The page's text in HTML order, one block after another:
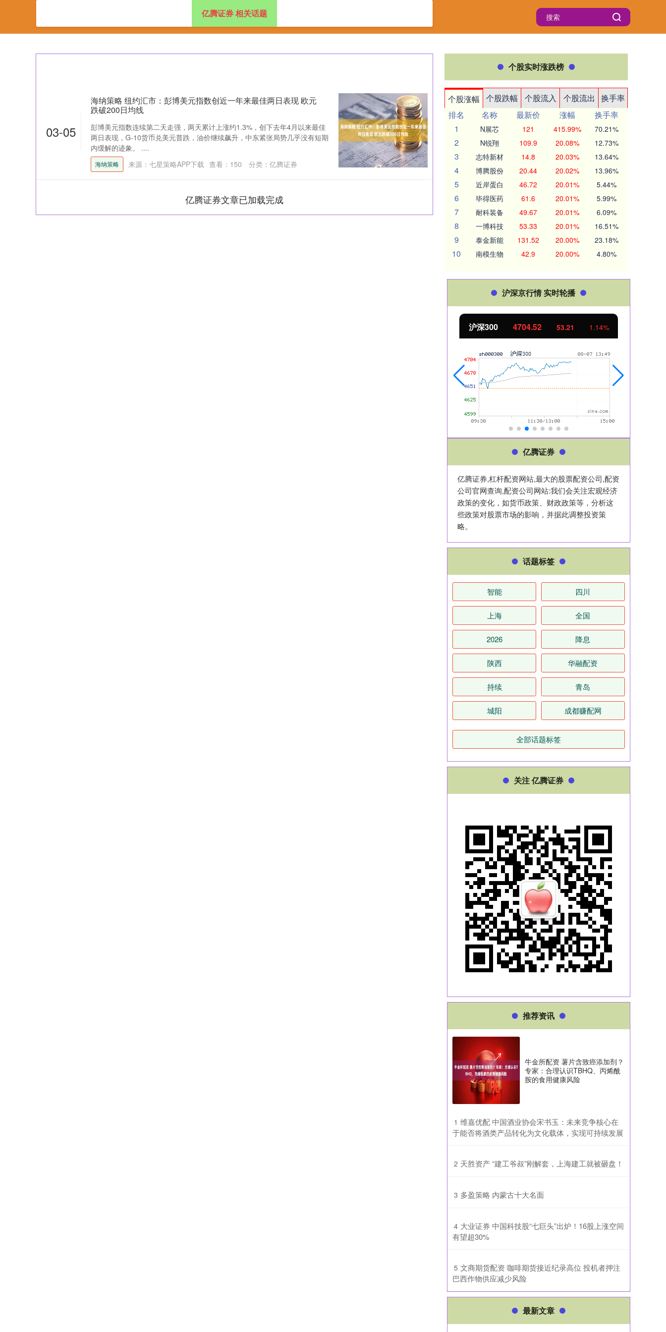
亿腾证券 杠杆配资网站
亿腾证券 相关话题
03-05
海纳策略 纽约汇市：彭博美元指数创近一年来最佳两日表现 欧元
跌破200日均线
彭博美元指数连续第二天走强，两天累计上涨约1.3%，创下去年4月以来最佳
两日表现，G-10货币兑美元普跌，油价继续飙升，中东紧张局势几乎没有短期
内缓解的迹象。 ....
海纳策略 来源：七星策略APP下载 查看： 150 分类： 亿腾证券
亿腾证券文章已加载完成
个股实时涨跌榜
个股涨幅 个股跌幅 个股流入 个股流出
换手率
排名
名称 最新价 涨幅
换手率
1
N展芯 121 415.99% 70.21%
2 N锐翔 109.9 20.08% 12.73%
3 志特新材 14.8 20.03% 13.64%
4 博腾股份 20.44 20.02% 13.96%
5 近岸蛋白 46.72 20.01% 5.44%
6 毕得医药 61.6 20.01% 5.99%
7 耐科装备 49.67 20.01% 6.09%
8 一博科技 53.33 20.01% 16.51%
9 泰金新能 131.52 20.00% 23.18%
10 南模生物 42.9 20.00% 4.80%
沪深京行情 实时轮播
北证50 1134.34 11.46 1.02%
亿腾证券
亿腾证券,杠杆配资网站,最大的股票配资公司,配资
公司官网查询,配资公司网站:我们会关注宏观经济
政策的变化，如货币政策、财政政策等，分析这
些政策对股票市场的影响，并据此调整投资策
略。
话题标签
智能 四川
上海 全国
2026 降息
陕西 华融配资
持续 青岛
城阳 成都赚配网
全部话题标签
关注 亿腾证券
推荐资讯
牛金所配资 薯片含致癌添加剂？
专家：合理认识TBHQ、丙烯酰
胺的食用健康风险
1 ​维嘉优配 中国酒业协会宋书玉：未来竞争核心在
于能否将酒类产品转化为文化载体，实现可持续发展
2 ​天胜资产 “建工爷叔”刚解套，上海建工就被砸盘！
3 ​多盈策略 内蒙古十大名面
4 ​大业证券 中国科技股“七巨头”出炉！16股上涨空间
有望超30%
5 ​文商期货配资 咖啡期货接近纪录高位 投机者押注
巴西作物供应减少风险
最新文章